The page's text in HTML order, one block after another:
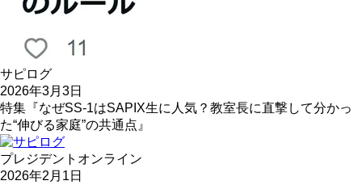
サピログ
2026年3月3日
特集『なぜSS-1はSAPIX生に人気？教室長に直撃して分かっ
た“伸びる家庭”の共通点』
プレジデントオンライン
2026年2月1日